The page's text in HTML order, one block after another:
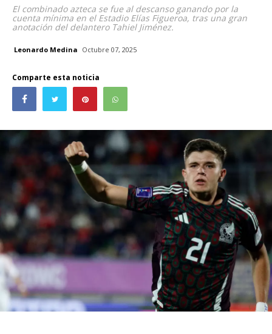
El combinado azteca se fue al descanso ganando por la
cuenta mínima en el Estadio Elías Figueroa, tras una gran
anotación del delantero Tahiel Jiménez.
Leonardo Medina Octubre 07, 2025
Comparte esta noticia